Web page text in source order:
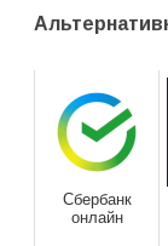
Сбербанк
онлайн